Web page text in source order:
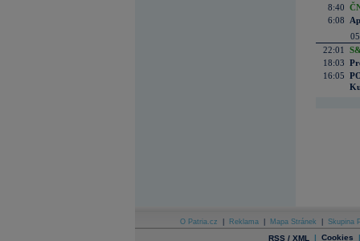
8:40
6:08
22:01
18:03
16:05
O Patria.cz Reklama Mapa Stránek Skupina
RSS / XML | Cookies |